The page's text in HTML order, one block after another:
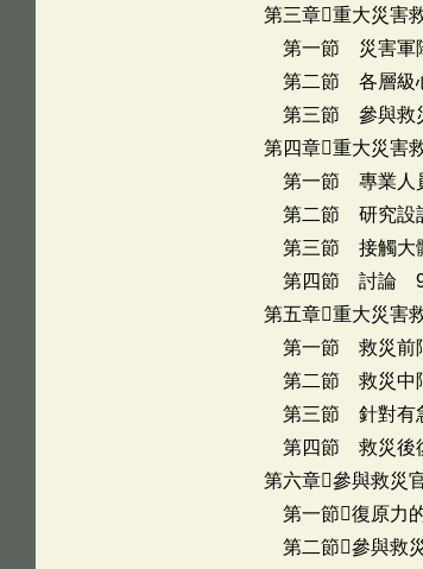
第三章重大災害
第一節 災害軍
第二節 各層級
第三節 參與救
第四章重大災害
第一節 專業人
第二節 研究設
第三節 接觸大
第四節 討論
第五章重大災害
第一節 救災前
第二節 救災中
第三節 針對有
第四節 救災後
第六章參與救災
第一節復原力
第二節參與救